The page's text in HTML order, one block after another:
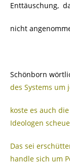
Enttäuschung,
nicht
Schönborn
des Systems um
koste es auch
Ideologen
Das sei
handle sich um